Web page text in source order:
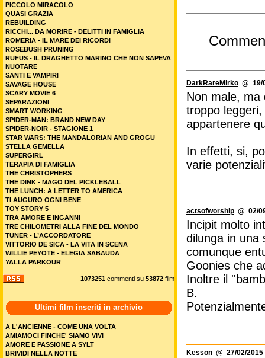
DarkRareMirko @ 19/
Non male, ma
troppo
appartenere
In effetti, si,
varie
actsofworship @ 02/
Incipit molto
dilunga in una
comunque
Goonies che
Inoltre il
B.
Kesson @ 27/02/
PICCOLO MIRACOLO
QUASI GRAZIA
REBUILDING
RICCHI... DA MORIRE - DELITTI IN FAMIGLIA
ROMERIA - IL MARE DEI RICORDI
ROSEBUSH PRUNING
RUFUS - IL DRAGHETTO MARINO CHE NON SAPEVA
NUOTARE
SANTI E VAMPIRI
SAVAGE HOUSE
SCARY MOVIE 6
SEPARAZIONI
SMART WORKING
SPIDER-MAN: BRAND NEW DAY
SPIDER-NOIR - STAGIONE 1
STAR WARS: THE MANDALORIAN AND GROGU
STELLA GEMELLA
SUPERGIRL
TERAPIA DI FAMIGLIA
THE CHRISTOPHERS
THE DINK - MAGO DEL PICKLEBALL
THE LUNCH: A LETTER TO AMERICA
TI AUGURO OGNI BENE
TOY STORY 5
TRA AMORE E INGANNI
TRE CHILOMETRI ALLA FINE DEL MONDO
TUNER - L’ACCORDATORE
VITTORIO DE SICA - LA VITA IN SCENA
WILLIE PEYOTE - ELEGIA SABAUDA
YALLA PARKOUR
1073251 commenti su 53872 film
Ultimi film inseriti in archivio
A L'ANCIENNE - COME UNA VOLTA
AMIAMOCI FINCHE' SIAMO VIVI
AMORE E PASSIONE A SYLT
BRIVIDI NELLA NOTTE